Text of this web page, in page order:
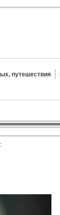
путешествия